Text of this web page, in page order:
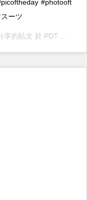
#photooft
ーツ
2019 年 7月 月 5 日 下午 8:56 張貼